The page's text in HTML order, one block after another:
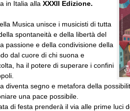
in Italia alla XXXII Edizione.
Musica unisce i musicisti di tutta
spontaneità e della libertà del
passione e della condivisione della
dal cuore di chi suona e
ha il potere di superare i confini
diventa segno e metafora della
una pace possibile.
di festa prenderà il via alle prime luci